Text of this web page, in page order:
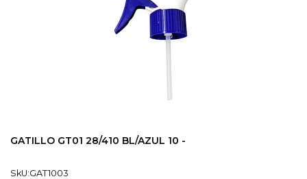
GATILLO GT01 28/410 BL/AZUL 10 -
SkU:GAT1003